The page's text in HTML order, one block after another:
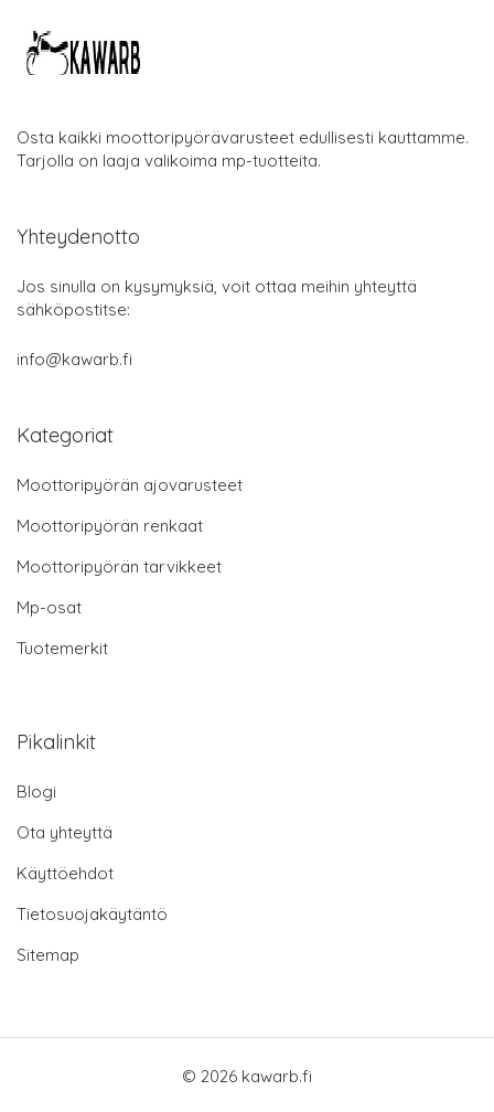
Osta kaikki moottoripyörävarusteet edullisesti kauttamme.
Tarjolla on laaja valikoima mp-tuotteita.
Yhteydenotto
Jos sinulla on kysymyksiä, voit ottaa meihin yhteyttä
sähköpostitse:
info@kawarb.fi
Kategoriat
Moottoripyörän ajovarusteet
Moottoripyörän renkaat
Moottoripyörän tarvikkeet
Mp-osat
Tuotemerkit
Pikalinkit
Blogi
Ota yhteyttä
Käyttöehdot
Tietosuojakäytäntö
Sitemap
© 2026 kawarb.fi